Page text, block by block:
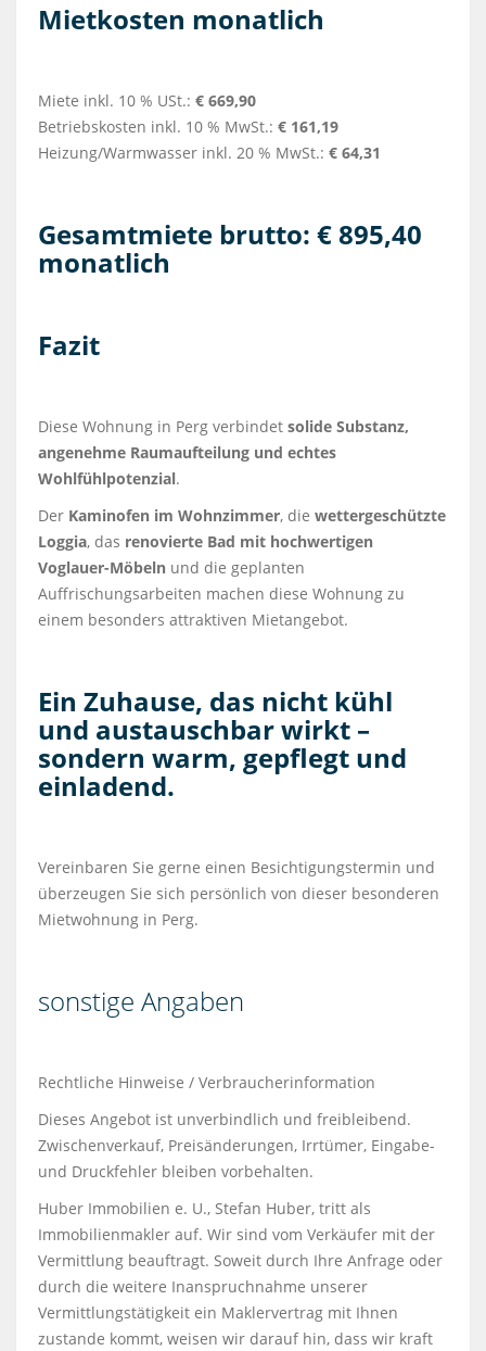
Mietkosten monatlich
Miete inkl. 10 % USt.: € 669,90
Betriebskosten inkl. 10 % MwSt.: € 161,19
Heizung/Warmwasser inkl. 20 % MwSt.: € 64,31
Gesamtmiete brutto: € 895,40
monatlich
Fazit
Diese Wohnung in Perg verbindet solide Substanz,
angenehme Raumaufteilung und echtes
Wohlfühlpotenzial.
Der Kaminofen im Wohnzimmer, die wettergeschützte
Loggia, das renovierte Bad mit hochwertigen
Voglauer-Möbeln und die geplanten
Auffrischungsarbeiten machen diese Wohnung zu
einem besonders attraktiven Mietangebot.
Ein Zuhause, das nicht kühl
und austauschbar wirkt –
sondern warm, gepflegt und
einladend.
Vereinbaren Sie gerne einen Besichtigungstermin und
überzeugen Sie sich persönlich von dieser besonderen
Mietwohnung in Perg.
sonstige Angaben
Rechtliche Hinweise / Verbraucherinformation
Dieses Angebot ist unverbindlich und freibleibend.
Zwischenverkauf, Preisänderungen, Irrtümer, Eingabe-
und Druckfehler bleiben vorbehalten.
Huber Immobilien e. U., Stefan Huber, tritt als
Immobilienmakler auf. Wir sind vom Verkäufer mit der
Vermittlung beauftragt. Soweit durch Ihre Anfrage oder
durch die weitere Inanspruchnahme unserer
Vermittlungstätigkeit ein Maklervertrag mit Ihnen
zustande kommt, weisen wir darauf hin, dass wir kraft